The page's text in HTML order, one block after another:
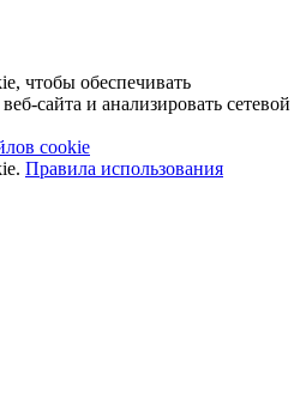
чтобы обеспечивать
сайта и анализировать сетевой
cookie
Правила использования